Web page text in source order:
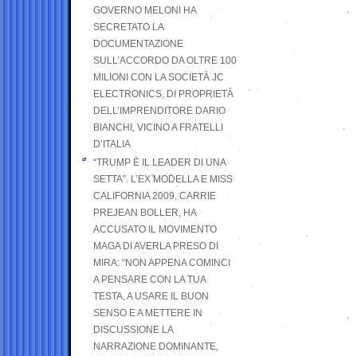
GOVERNO MELONI HA
SECRETATO LA
DOCUMENTAZIONE
SULL’ACCORDO DA OLTRE 100
MILIONI CON LA SOCIETÀ JC
ELECTRONICS, DI PROPRIETÀ
DELL’IMPRENDITORE DARIO
BIANCHI, VICINO A FRATELLI
D’ITALIA
“TRUMP È IL LEADER DI UNA
SETTA”. L’EX MODELLA E MISS
CALIFORNIA 2009, CARRIE
PREJEAN BOLLER, HA
ACCUSATO IL MOVIMENTO
MAGA DI AVERLA PRESO DI
MIRA: “NON APPENA COMINCI
A PENSARE CON LA TUA
TESTA, A USARE IL BUON
SENSO E A METTERE IN
DISCUSSIONE LA
NARRAZIONE DOMINANTE,